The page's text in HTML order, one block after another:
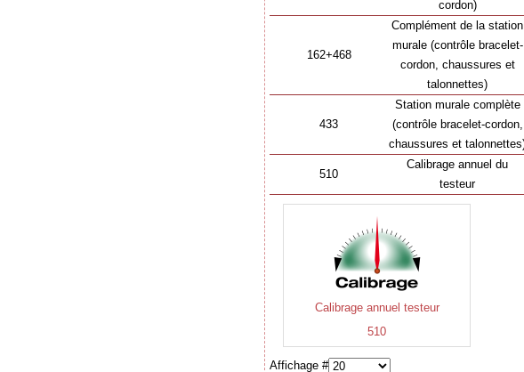
cordon)
162+468
Complément de la station
murale (contrôle bracelet-
cordon, chaussures et
talonnettes)
433
Station murale complète
(contrôle bracelet-cordon,
chaussures et
510
Calibrage annuel du
testeur
Calibrage annuel testeur
510
Affichage #